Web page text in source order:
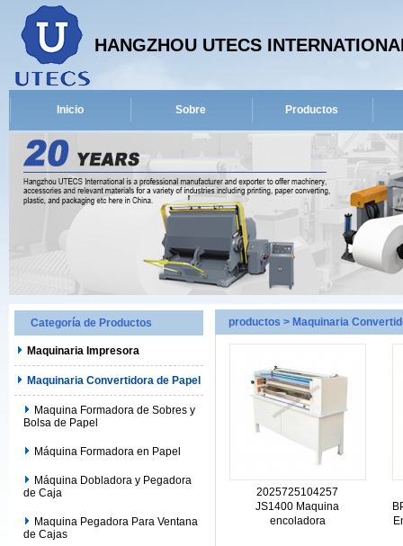
HANGZHOU UTECS
Inicio Sobre Productos
Categoría de Productos
Maquinaria Impresora
Maquinaria Convertidora de Papel
Maquina Formadora de Sobres y
Bolsa de Papel
Máquina Formadora en Papel
Máquina Dobladora y Pegadora
de Caja
Maquina Pegadora Para Ventana
de Cajas
productos > Maquinaria
2025725104257
JS1400 Maquina
encoladora